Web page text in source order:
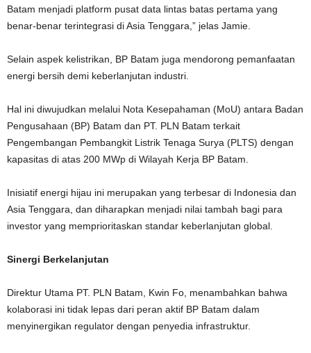
Batam menjadi platform pusat data lintas batas pertama yang
benar-benar terintegrasi di Asia Tenggara,” jelas Jamie.
Selain aspek kelistrikan, BP Batam juga mendorong pemanfaatan
energi bersih demi keberlanjutan industri.
Hal ini diwujudkan melalui Nota Kesepahaman (MoU) antara Badan
Pengusahaan (BP) Batam dan PT. PLN Batam terkait
Pengembangan Pembangkit Listrik Tenaga Surya (PLTS) dengan
kapasitas di atas 200 MWp di Wilayah Kerja BP Batam.
Inisiatif energi hijau ini merupakan yang terbesar di Indonesia dan
Asia Tenggara, dan diharapkan menjadi nilai tambah bagi para
investor yang memprioritaskan standar keberlanjutan global.
Sinergi Berkelanjutan
Direktur Utama PT. PLN Batam, Kwin Fo, menambahkan bahwa
kolaborasi ini tidak lepas dari peran aktif BP Batam dalam
menyinergikan regulator dengan penyedia infrastruktur.